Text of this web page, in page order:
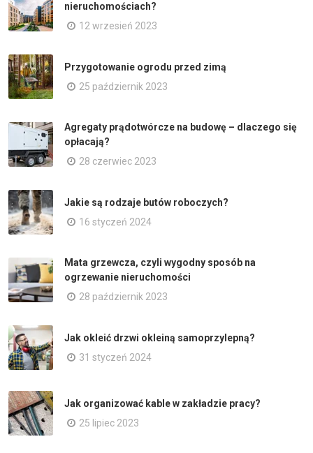
nieruchomościach?
12 wrzesień 2023
Przygotowanie ogrodu przed zimą
25 październik 2023
Agregaty prądotwórcze na budowę – dlaczego się
opłacają?
28 czerwiec 2023
Jakie są rodzaje butów roboczych?
16 styczeń 2024
Mata grzewcza, czyli wygodny sposób na
ogrzewanie nieruchomości
28 październik 2023
Jak okleić drzwi okleiną samoprzylepną?
31 styczeń 2024
Jak organizować kable w zakładzie pracy?
25 lipiec 2023